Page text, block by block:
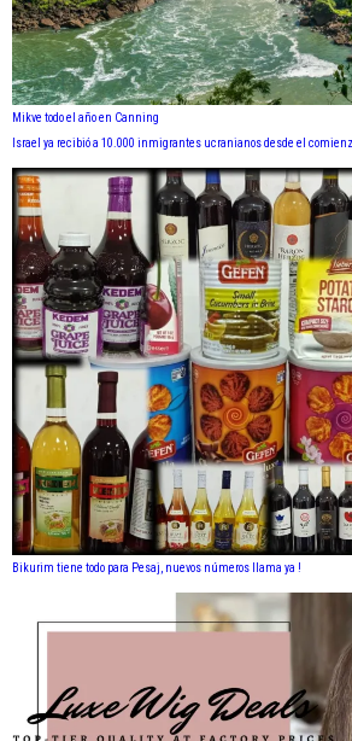
Mikve todo el año en Canning
Israel ya recibió a 10.000 inmigrantes ucranianos desde el
Bikurim tiene todo para Pesaj, nuevos números llama ya !